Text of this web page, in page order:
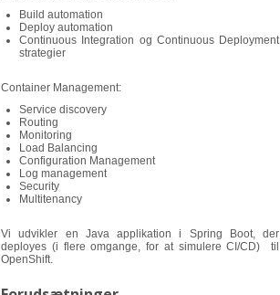
Build automation
Deploy automation
Continuous Integration og Continuous Deployment
strategier
Container Management:
Service discovery
Routing
Monitoring
Load Balancing
Configuration Management
Log management
Security
Multitenancy
Vi udvikler en Java applikation i Spring Boot, der
deployes (i flere omgange, for at simulere CI/CD) til
OpenShift.